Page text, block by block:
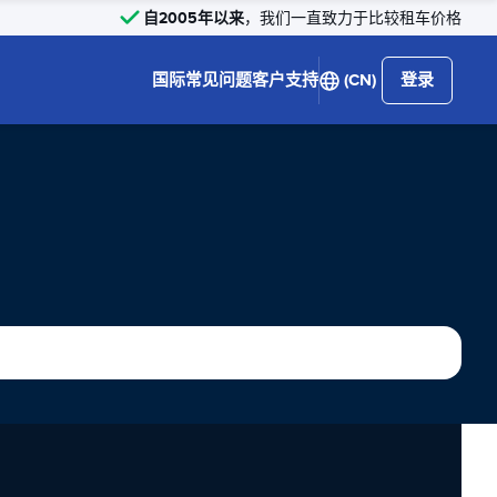
自2005年以来，我们一直致力于比较租车价格
国际常见问题客户支持 (CN) 登录